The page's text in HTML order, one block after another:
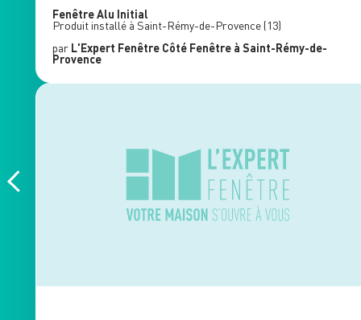
Fenêtre Alu Initial
Produit installé à Saint-Rémy-de-Provence (13)
par L'Expert Fenêtre Côté Fenêtre à Saint-Rémy-de-
Provence